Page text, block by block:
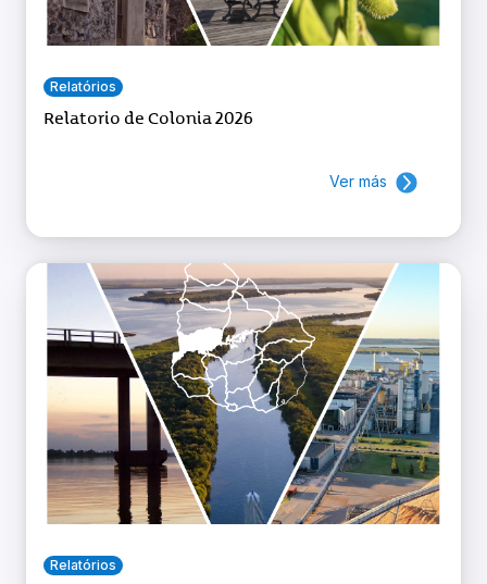
Relatórios
Relatorio de Colonia 2026
Ver más
Relatórios